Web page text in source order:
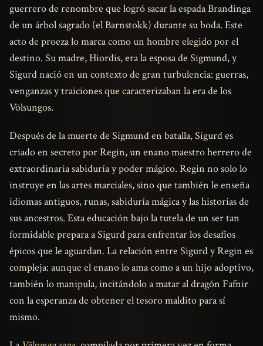
guerrero de renombre que logró sacar la espada Brandinga
de un árbol sagrado (el Barnstokk) durante su boda. Este
acto de proeza lo marca como un hombre elegido por el
destino. Su madre, Hiordis, era la esposa de Sigmund, y
Sigurd nació en un contexto de gran turbulencia: guerras,
venganzas y traiciones que caracterizaban la era de los
Völsungos.
Después de la muerte de Sigmund en batalla, Sigurd es
criado en secreto por Regin, un enano maestro herrero de
extraordinaria sabiduría y poder mágico. Regin no solo lo
instruye en las artes marciales, sino que también le enseña
idiomas antiguos, runas, sabiduría mágica y las historias de
sus ancestros. Esta educación bajo la tutela de un ser tan
formidable prepara a Sigurd para enfrentar los desafíos
épicos que le aguardan. La relación entre Sigurd y Regin es
compleja: aunque el enano lo ama como a un hijo adoptivo,
también lo manipula, incitándolo a matar al dragón Fafnir
con la esperanza de obtener el tesoro maldito para sí
mismo.